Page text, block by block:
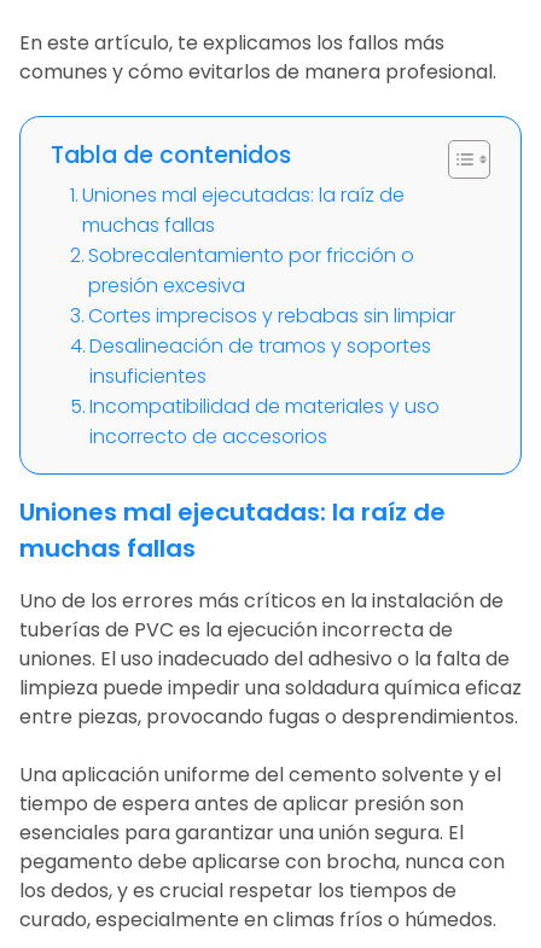
En este artículo, te explicamos los fallos más
comunes y cómo evitarlos de manera profesional.
Tabla de contenidos
Uniones mal ejecutadas: la raíz de
muchas fallas
Sobrecalentamiento por fricción o
presión excesiva
Cortes imprecisos y rebabas sin limpiar
Desalineación de tramos y soportes
insuficientes
Incompatibilidad de materiales y uso
incorrecto de accesorios
Uniones mal ejecutadas: la raíz de
muchas fallas
Uno de los errores más críticos en lainstalación de
tuberías de PVC es la ejecución incorrecta de
uniones. El uso inadecuado del adhesivo o la falta de
limpieza puede impedir una soldadura química eficaz
entre piezas, provocando fugas o desprendimientos.
Una aplicación uniforme del cemento solvente y el
tiempo de espera antes de aplicar presión son
esenciales para garantizar una unión segura. El
pegamento debe aplicarse con brocha, nunca con
los dedos, y es crucial respetar los tiempos de
curado, especialmente en climas fríos o húmedos.